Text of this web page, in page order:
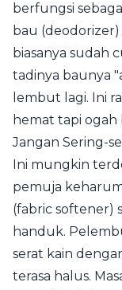
berfungsi
bau (deodorizer)
biasanya sudah
tadinya baunya
lembut lagi. Ini
hemat tapi ogah
Jangan Sering-
Ini mungkin
pemuja
(fabric softener)
handuk.
serat kain
terasa halus.